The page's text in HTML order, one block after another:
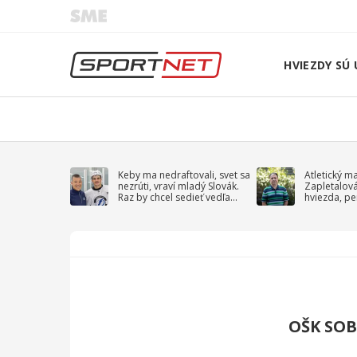
HVIEZDY SÚ
Keby ma nedraftovali, svet sa
nezrúti, vraví mladý Slovák.
Raz by chcel sedieť vedľa
Atletický
hviezda,
OŠK